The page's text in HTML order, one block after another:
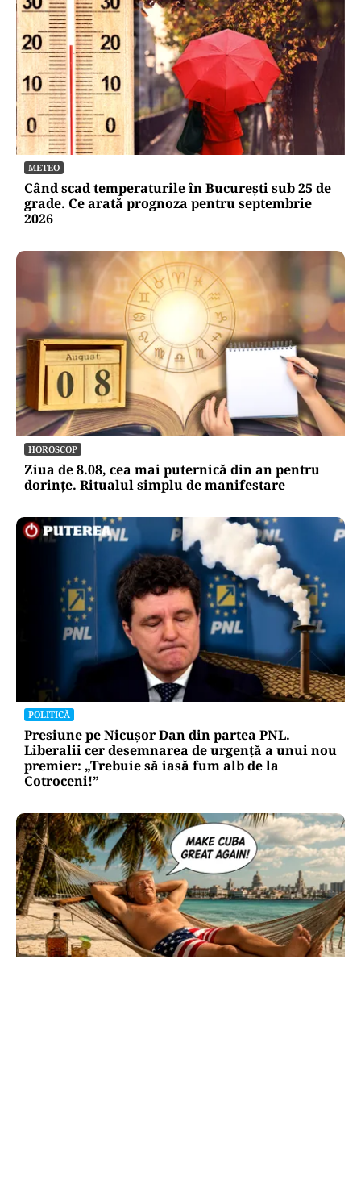
METEO
Când scad temperaturile în București sub 25 de
grade. Ce arată prognoza pentru septembrie
2026
HOROSCOP
Ziua de 8.08, cea mai puternică din an pentru
dorințe. Ritualul simplu de manifestare
POLITICĂ
Presiune pe Nicușor Dan din partea PNL.
Liberalii cer desemnarea de urgență a unui nou
premier: „Trebuie să iasă fum alb de la
Cotroceni!”